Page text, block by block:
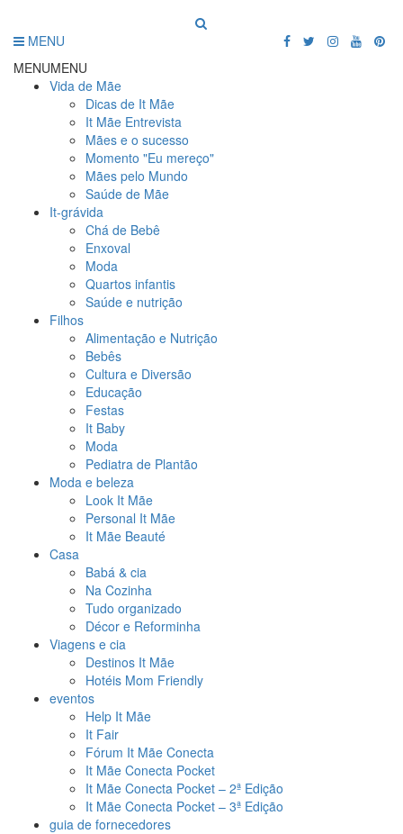
MENU
MENUMENU
Vida de Mãe
Dicas de It Mãe
It Mãe Entrevista
Mães e o sucesso
Momento "Eu mereço"
Mães pelo Mundo
Saúde de Mãe
It-grávida
Chá de Bebê
Enxoval
Moda
Quartos infantis
Saúde e nutrição
Filhos
Alimentação e Nutrição
Bebês
Cultura e Diversão
Educação
Festas
It Baby
Moda
Pediatra de Plantão
Moda e beleza
Look It Mãe
Personal It Mãe
It Mãe Beauté
Casa
Babá & cia
Na Cozinha
Tudo organizado
Décor e Reforminha
Viagens e cia
Destinos It Mãe
Hotéis Mom Friendly
eventos
Help It Mãe
It Fair
Fórum It Mãe Conecta
It Mãe Conecta Pocket
It Mãe Conecta Pocket – 2ª Edição
It Mãe Conecta Pocket – 3ª Edição
guia de fornecedores